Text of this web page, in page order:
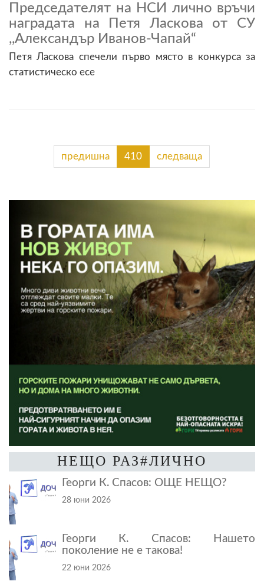
Председателят на НСИ лично връчи
наградата на Петя Ласкова от СУ
,,Александър Иванов-Чапай“
Петя Ласкова спечели първо място в конкурса за
статистическо есе
предишна 410 следваща
НЕЩО РАЗ#ЛИЧНО
Георги К. Спасов: ОЩЕ НЕЩО?
28 юни 2026
Георги К. Спасов: Нашето
поколение не е такова!
22 юни 2026